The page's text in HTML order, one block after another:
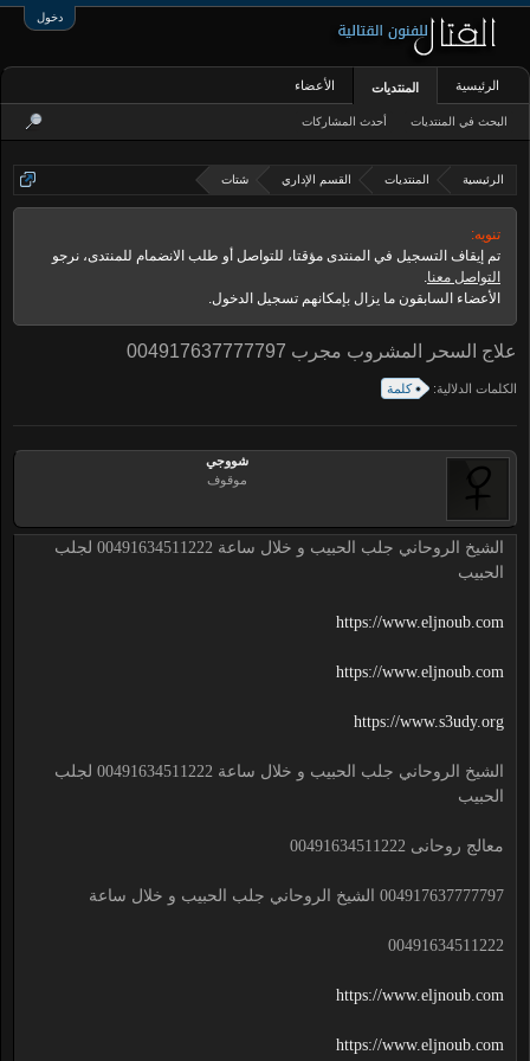
دخول
الرئيسية المنتديات القسم الإداري شتات
تنويه:
تم إيقاف التسجيل في المنتدى مؤقتا، للتواصل أو طلب الانضمام للمنتدى، نرجو
التواصل معنا.
الأعضاء السابقون ما يزال بإمكانهم تسجيل الدخول.
علاج السحر المشروب مجرب 004917637777797
الكلمات الدلالية: كلمة
شووجي
موقوف
الشيخ الروحاني جلب الحبيب و خلال ساعة 00491634511222 لجلب
الحبيب
https://www.eljnoub.com
https://www.eljnoub.com
https://www.s3udy.org
الشيخ الروحاني جلب الحبيب و خلال ساعة 00491634511222 لجلب
الحبيب
معالج روحانى 00491634511222
004917637777797 الشيخ الروحاني جلب الحبيب و خلال ساعة
00491634511222
https://www.eljnoub.com
https://www.eljnoub.com
الرئيسية المنتديات
البحث في المنتديات أحدث المشاركات
الأعضاء